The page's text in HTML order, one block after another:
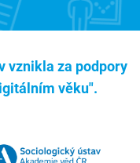
vznikla za podpory
věku".